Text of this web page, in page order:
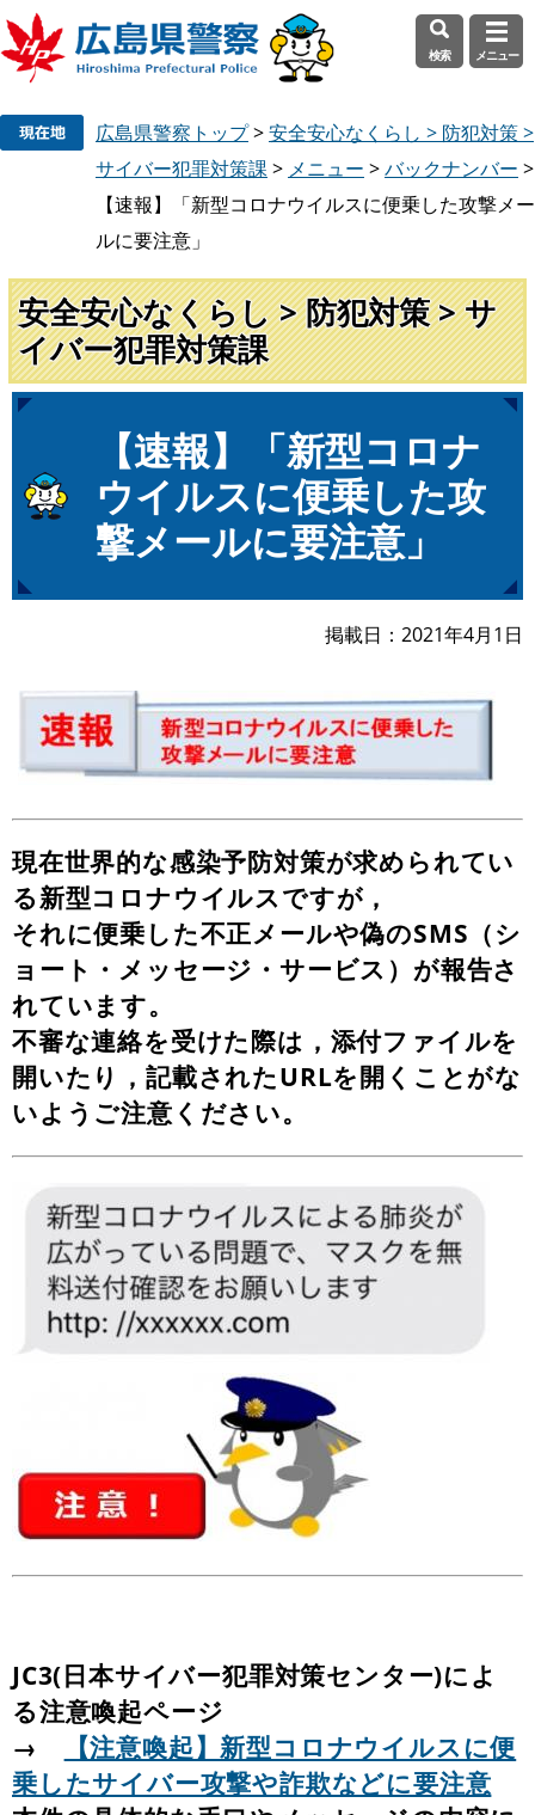
で
す
。
ば
し
て
本
文
へ
検索 メニュー
広島県警察トップ>安全安心なくらし > 防犯対策 >
サイバー犯罪対策課> メニュー >バックナンバー >
【速報】「新型コロナウイルスに便乗した攻撃メー
ルに要注意」
安全安心なくらし > 防犯対策 > サ
イバー犯罪対策課
【速報】「新型コロナ
ウイルスに便乗した攻
撃メールに要注意」
掲載日 2021年4月1日
現在世界的な感染予防対策が求められてい
る新型コロナウイルスですが，
それに便乗した不正メールや偽のSMS（シ
ョート・メッセージ・サービス）が報告さ
れています。
不審な連絡を受けた際は，添付ファイルを
開いたり，記載されたURLを開くことがな
いようご注意ください。
JC3(日本サイバー犯罪対策センター)によ
る注意喚起ページ
→
【注意喚起】新型コロナウイルスに便
乗したサイバー攻撃や詐欺などに要注意